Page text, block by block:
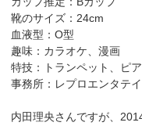
靴のサイズ：24cm
血液型：O型
趣味：カラオケ、漫画
特技：トランペット、ピア
事務所：レプロエンタテ
内田理央さんですが、